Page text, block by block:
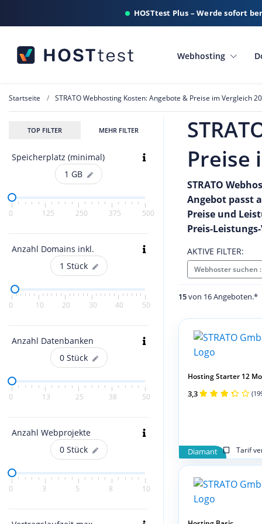
HOSTtest Plus – Werde sofort
Webhosting
Startseite STRATO Webhosting Kosten: Angebote & Preise im Vergleich
TOP FILTER MEHR FILTER
Speicherplatz (minimal)
1 GB
0 125 250 375 500
Anzahl Domains inkl.
1 Stück
0 10 20 30 40 50
Anzahl Datenbanken
0 Stück
0 13 25 38 50
Anzahl Webprojekte
0 Stück
0 3 5 8 10
Preise
STRATO
Angebot passt
Preise und
Preis-
AKTIVE FILTER:
Webhoster suchen
15von 16 Angeboten.*
Diamant Tarif
Hosting Starter 12
3,3